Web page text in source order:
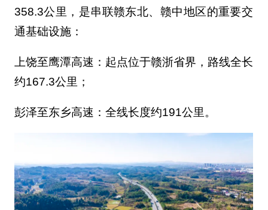
358.3公里，是串联赣东北、赣中地区的重要交
通基础设施：
上饶至鹰潭高速：起点位于赣浙省界，路线全长
约167.3公里；
彭泽至东乡高速：全线长度约191公里。